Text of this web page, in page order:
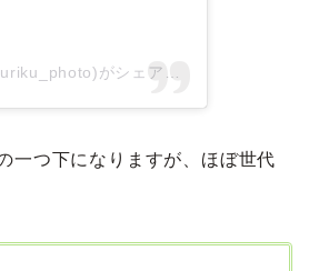
一つ下になりますが、ほぼ世代